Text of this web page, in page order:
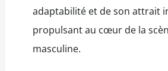
adaptabilité et de son attrait
propulsant au cœur de la
masculine.